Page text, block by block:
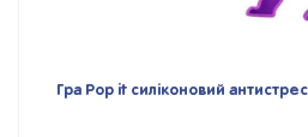
Гра Pop it силіконовий